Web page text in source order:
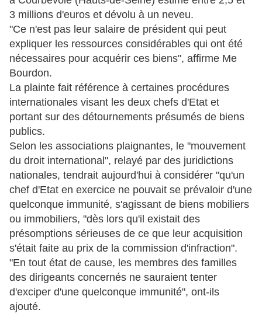
3 millions d'euros et dévolu à un neveu.
"Ce n'est pas leur salaire de président qui peut
expliquer les ressources considérables qui ont été
nécessaires pour acquérir ces biens", affirme Me
Bourdon.
La plainte fait référence à certaines procédures
internationales visant les deux chefs d'Etat et
portant sur des détournements présumés de biens
publics.
Selon les associations plaignantes, le "mouvement
du droit international", relayé par des juridictions
nationales, tendrait aujourd'hui à considérer "qu'un
chef d'Etat en exercice ne pouvait se prévaloir d'une
quelconque immunité, s'agissant de biens mobiliers
ou immobiliers, "dès lors qu'il existait des
présomptions sérieuses de ce que leur acquisition
s'était faite au prix de la commission d'infraction".
"En tout état de cause, les membres des familles
des dirigeants concernés ne sauraient tenter
d'exciper d'une quelconque immunité", ont-ils
ajouté.